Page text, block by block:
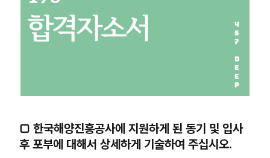
□ 한국해양진흥공사에 지원하게 된 동기 및 입사
후 포부에 대해서 상세하게 기술하여 주십시오.